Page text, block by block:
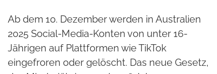
Ab dem 10. Dezember werden in Australien
2025 Social-Media-Konten von unter 16-
Jährigen auf Plattformen wie TikTok
eingefroren oder gelöscht. Das neue Gesetz,